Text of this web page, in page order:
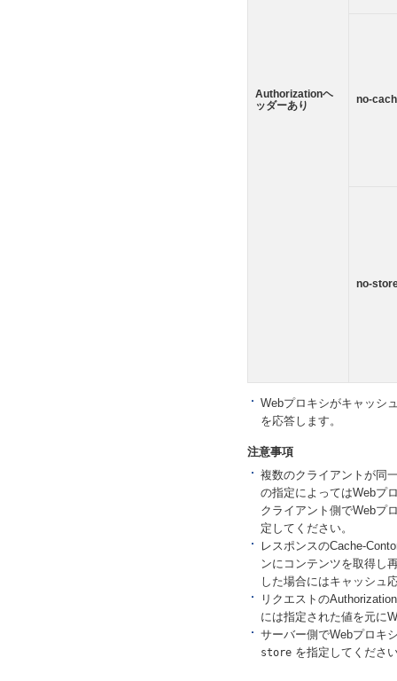
Authorizationヘ
ッダーあり
no-
no-
Webプロキシがキャッシ
を応答します。
注意事項
複数のクライアントが同
の指定によってはWebプ
クライアント側でWebプ
定してください。
レスポンスのCache-
ンにコンテンツを取得し
した場合にはキャッシュ
リクエストの
には指定された値を元に
サーバー側でWebプロキ
store を指定してくださ